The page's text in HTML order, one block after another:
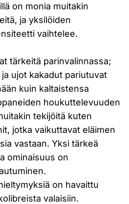
on monia muitakin
ja yksilöiden
vaihtelee.
tärkeitä parinvalinnassa;
ujot kakadut pariutuvat
kuin kaltaistensa
houkuttelevuuden
tekijöitä kuten
jotka vaikuttavat eläimen
vastaan. Yksi tärkeä
ominaisuus on
on havaittu
valaisiin.